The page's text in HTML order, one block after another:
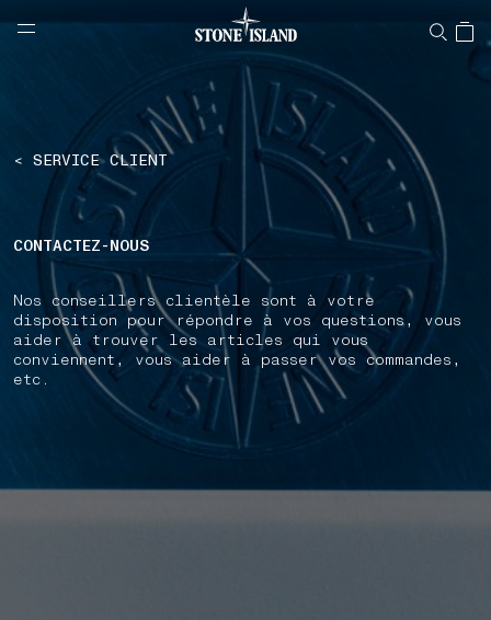
NAVIGATION.ARIA.GOTOMAINCONTENT
LABEL.SHOPPINGCOUNTRY LUXEMBOURG
< SERVICE CLIENT
CONTACTEZ-NOUS
Nos conseillers clientèle sont à votre
disposition pour répondre à vos questions, vous
aider à trouver les articles qui vous
conviennent, vous aider à passer vos commandes,
etc.